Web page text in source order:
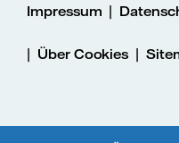
Impressum |
| Über Cookies |